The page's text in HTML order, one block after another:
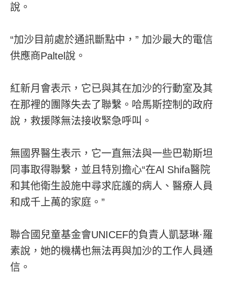
說。
“加沙目前處於通訊斷點中，” 加沙最大的電信
供應商Paltel說。
紅新月會表示，它已與其在加沙的行動室及其
在那裡的團隊失去了聯繫。哈馬斯控制的政府
說，救援隊無法接收緊急呼叫。
無國界醫生表示，它一直無法與一些巴勒斯坦
同事取得聯繫，並且特別擔心“在Al Shifa醫院
和其他衛生設施中尋求庇護的病人、醫療人員
和成千上萬的家庭。”
聯合國兒童基金會UNICEF的負責人凱瑟琳·羅
素說，她的機構也無法再與加沙的工作人員通
信。